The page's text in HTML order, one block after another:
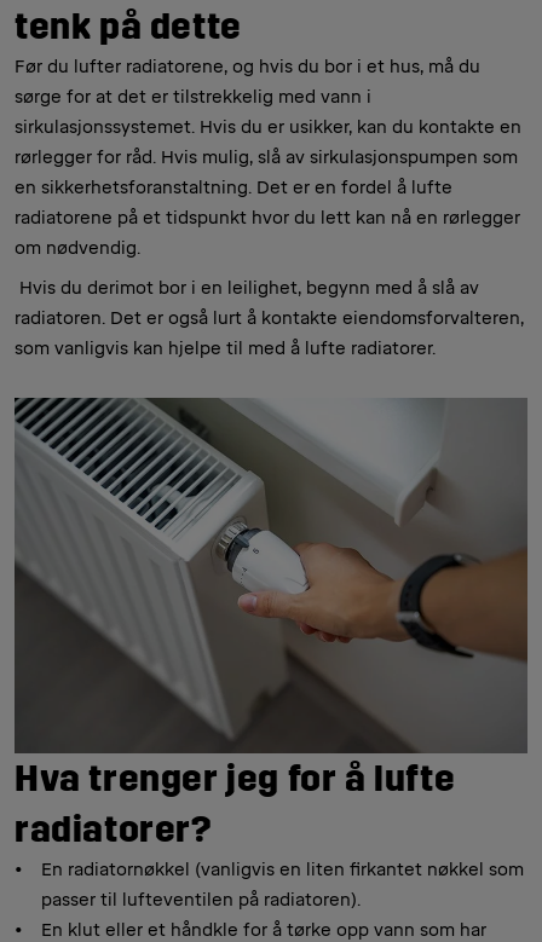
tenk på dette
Før du lufter radiatorene, og hvis du bor i et hus, må du
sørge for at det er tilstrekkelig med vann i
sirkulasjonssystemet. Hvis du er usikker, kan du kontakte en
rørlegger for råd. Hvis mulig, slå av sirkulasjonspumpen som
en sikkerhetsforanstaltning. Det er en fordel å lufte
radiatorene på et tidspunkt hvor du lett kan nå en rørlegger
om nødvendig.
Hvis du derimot bor i en leilighet, begynn med å slå av
radiatoren. Det er også lurt å kontakte eiendomsforvalteren,
som vanligvis kan hjelpe til med å lufte radiatorer.
Hva trenger jeg for å lufte
radiatorer?
En radiatornøkkel (vanligvis en liten firkantet nøkkel som
passer til lufteventilen på radiatoren).
En klut eller et håndkle for å tørke opp vann som har